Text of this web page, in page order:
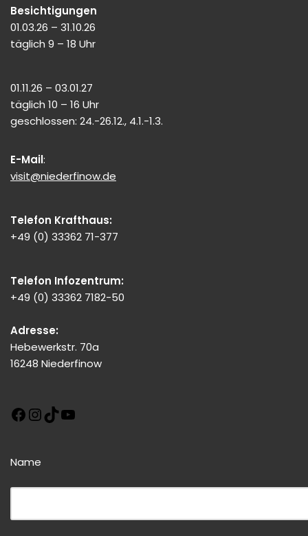
Besichtigungen
01.03.26 – 31.10.26
täglich 9 – 18 Uhr
01.11.26 – 03.01.27
täglich 10 – 16 Uhr
geschlossen: 24.-26.12., 4.1.-1.3.
E-Mail:
visit@niederfinow.de
Telefon Krafthaus:
+49 (0) 33362 71-377
Telefon Infozentrum:
+49 (0) 33362 7182-50
Adresse:
Hebewerkstr. 70a
16248 Niederfinow
Name
Bitte dieses Feld leer lassen!